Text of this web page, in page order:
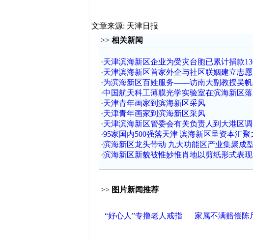
文章来源: 天津日报
>> 相关新闻
·天津滨海新区企业为受灾台胞已累计捐款
·天津滨海新区首家外企与社区联姻建立志
·为滨海新区百姓服务——访南大副教授吴帆
·中国航天科工薄膜光学实验室在滨海新区
·天津青年画家到滨海新区采风
·天津青年画家到滨海新区采风
·天津滨海新区管委会有关负责人到大港区
·95家国内500强落天津 滨海新区呈资本汇聚
·滨海新区龙头带动 九大功能区产业集聚成
·滨海新区新貌被惟妙惟肖地以剪纸形式表
>> 图片新闻推荐
“好心人”专撸老人戒指 家属不满赔偿陈